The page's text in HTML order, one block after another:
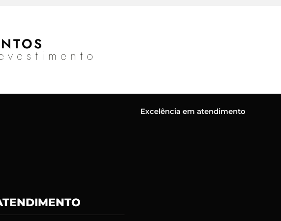
Excelência em atendimento